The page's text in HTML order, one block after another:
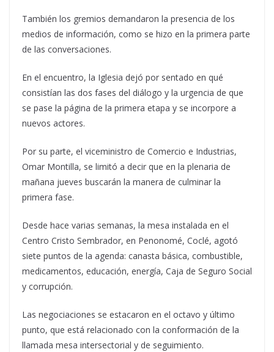
También los gremios demandaron la presencia de los
medios de información, como se hizo en la primera parte
de las conversaciones.
En el encuentro, la Iglesia dejó por sentado en qué
consistían las dos fases del diálogo y la urgencia de que
se pase la página de la primera etapa y se incorpore a
nuevos actores.
Por su parte, el viceministro de Comercio e Industrias,
Omar Montilla, se limitó a decir que en la plenaria de
mañana jueves buscarán la manera de culminar la
primera fase.
Desde hace varias semanas, la mesa instalada en el
Centro Cristo Sembrador, en Penonomé, Coclé, agotó
siete puntos de la agenda: canasta básica, combustible,
medicamentos, educación, energía, Caja de Seguro Social
y corrupción.
Las negociaciones se estacaron en el octavo y último
punto, que está relacionado con la conformación de la
llamada mesa intersectorial y de seguimiento.